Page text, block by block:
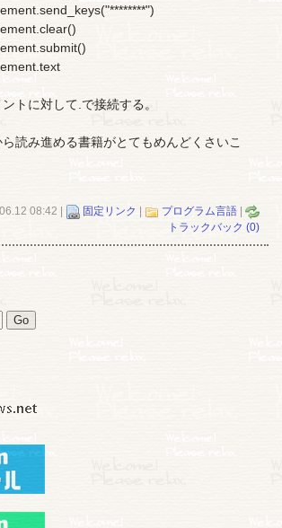
トに対して.で接続する。
読み進める書籍がとてもめんどくさいこ
08:42 | 固定リンク | プログラム言語 |
トラックバック (0)